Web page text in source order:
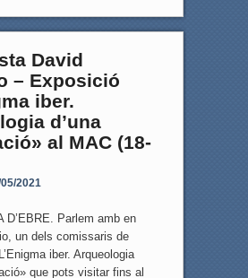
David
– Exposició
iber.
d’una
al MAC (18-
2021
D’EBRE. Parlem amb en
un dels comissaris de
iber. Arqueologia
que pots visitar fins al